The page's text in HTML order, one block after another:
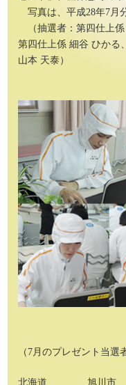
写真は、平成28年7月
（抽選者：第四仕上係
第四仕上係 細谷 ひかる
山本 天泰）
（7月のプレゼント当選
北海道
旭川市